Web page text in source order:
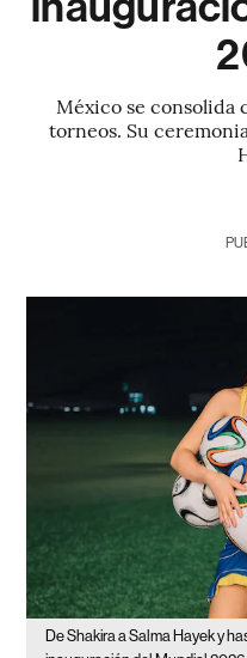
México se consolida
torneos. Su
De Shakira a Salma Hayek y